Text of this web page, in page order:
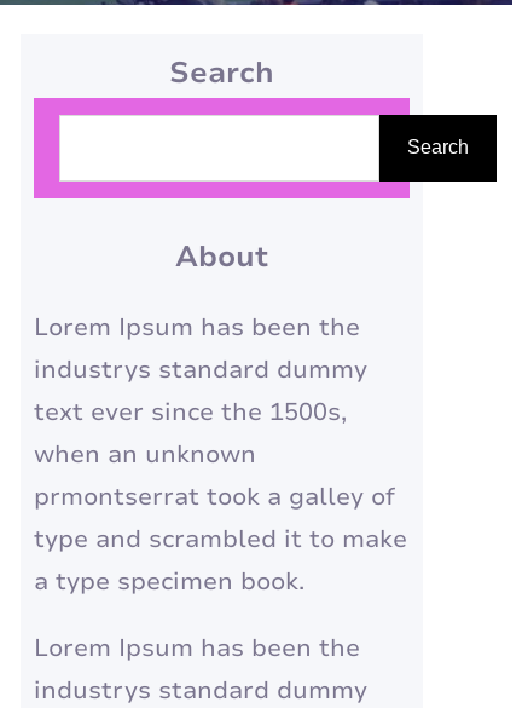
Search
s
i
s
a
r
Search
About
Lorem Ipsum has been the
industrys standard dummy
text ever since the 1500s,
when an unknown
prmontserrat took a galley of
type and scrambled it to make
a type specimen book.
Lorem Ipsum has been the
industrys standard dummy